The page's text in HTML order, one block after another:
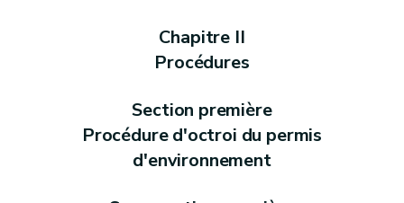
Chapitre II
Procédures
Section première
Procédure d'octroi du permis
d'environnement